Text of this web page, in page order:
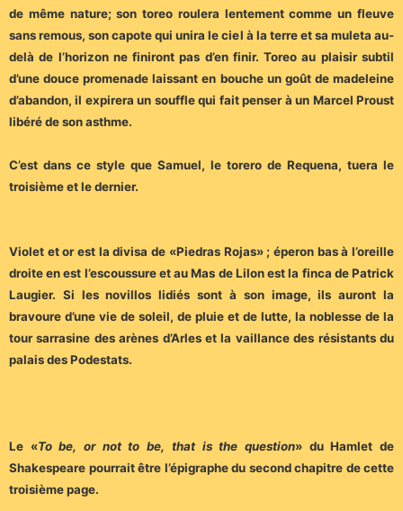
de même nature; son toreo roulera lentement comme un fleuve
sans remous, son capote qui unira le ciel à la terre et sa muleta au-
delà de l’horizon ne finiront pas d’en finir. Toreo au plaisir subtil
d’une douce promenade laissant en bouche un goût de madeleine
d’abandon, il expirera un souffle qui fait penser à un Marcel Proust
libéré de son asthme.
C’est dans ce style que Samuel, le torero de Requena, tuera le
troisième et le dernier.
Violet et or est la divisa de «Piedras Rojas» ; éperon bas à l’oreille
droite en est l’escoussure et au Mas de Lilon est la finca de Patrick
Laugier. Si les novillos lidiés sont à son image, ils auront la
bravoure d’une vie de soleil, de pluie et de lutte, la noblesse de la
tour sarrasine des arènes d’Arles et la vaillance des résistants du
palais des Podestats.
Le «To be, or not to be, that is the question» du Hamlet de
Shakespeare pourrait être l’épigraphe du second chapitre de cette
troisième page.